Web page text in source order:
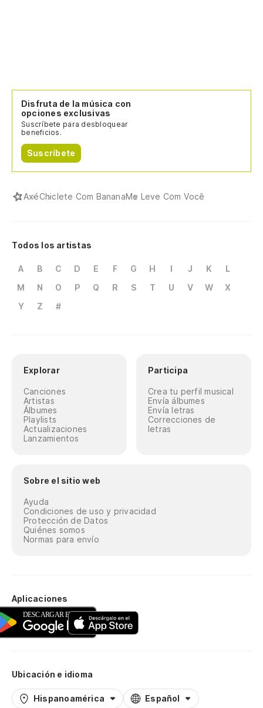
Disfruta de la música con
opciones exclusivas
Suscríbete para desbloquear
beneficios.
Suscríbete
AxéChiclete Com BananaMe Leve Com Você
Todos los artistas
A B C D E F G H I J K
L
M
N O P Q R S T U V W
X
Y
Z #
Explorar
Canciones
Artistas
Álbumes
Playlists
Actualizaciones
Lanzamientos
Participa
Crea tu perfil musical
Envía álbumes
Envía letras
Correcciones de
letras
Sobre el sitio web
Ayuda
Condiciones de uso y privacidad
Protección de Datos
Quiénes somos
Normas para envío
Aplicaciones
Ubicación e idioma
Hispanoamérica Español